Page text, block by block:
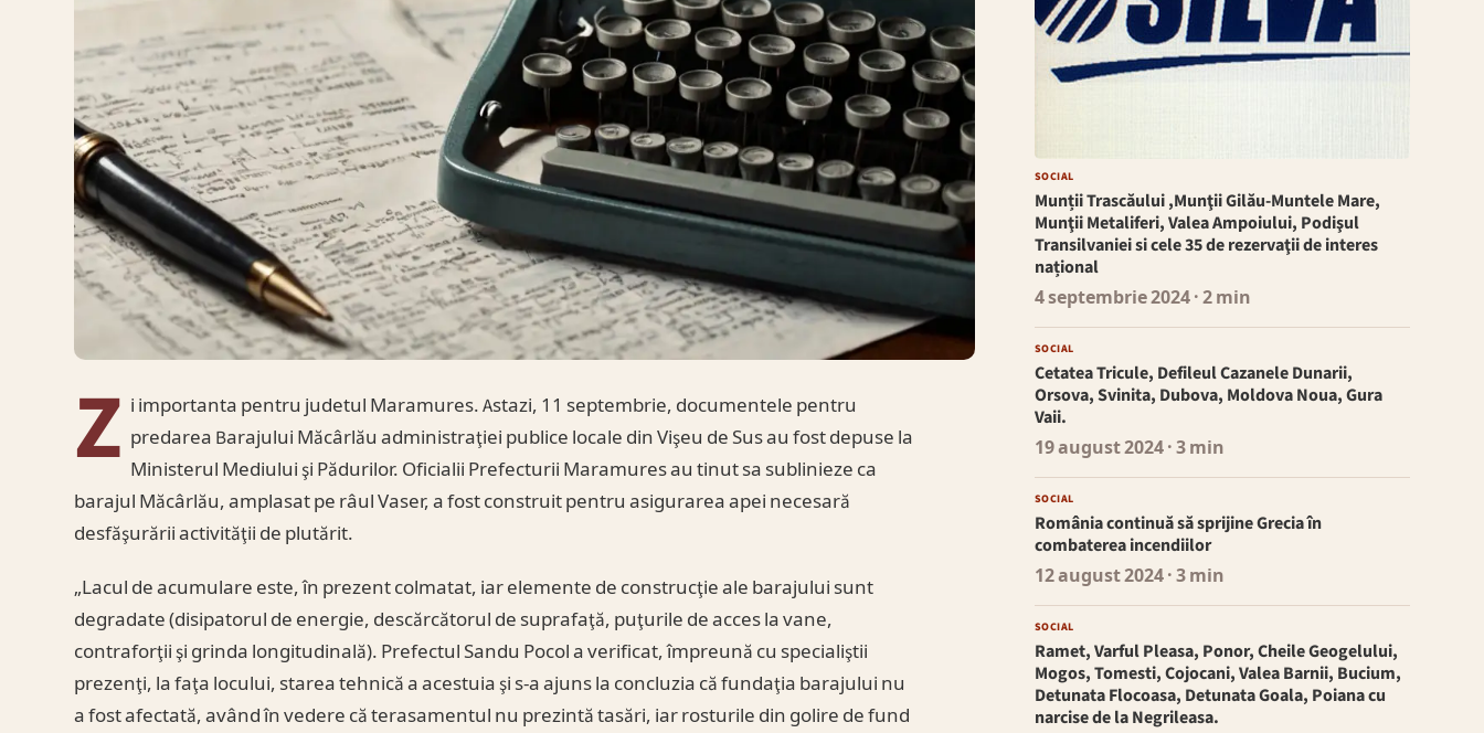
Z i importanta pentru judetul Maramures. Astazi, 11 septembrie, documentele pentru
predarea Barajului Măcârlău administraţiei publice locale din Vişeu de Sus au fost depuse la
Ministerul Mediului şi Pădurilor. Oficialii Prefecturii Maramures au tinut sa sublinieze ca
barajul Măcârlău, amplasat pe râul Vaser, a fost construit pentru asigurarea apei necesară
desfăşurării activităţii de plutărit.
„Lacul de acumulare este, în prezent colmatat, iar elemente de construcţie ale barajului sunt
degradate (disipatorul de energie, descărcătorul de suprafaţă, puţurile de acces la vane,
contraforţii şi grinda longitudinală). Prefectul Sandu Pocol a verificat, împreună cu specialiştii
prezenţi, la faţa locului, starea tehnică a acestuia şi s-a ajuns la concluzia că fundaţia barajului nu
a fost afectată, având în vedere că terasamentul nu prezintă tasări, iar rosturile din golire de fund
SOCIAL
Munții Trascăului ,Munţii Gilău-Muntele Mare,
Munţii Metaliferi, Valea Ampoiului, Podişul
Transilvaniei si cele 35 de rezervaţii de interes
național
4 septembrie 2024· 2 min
SOCIAL
Cetatea Tricule, Defileul Cazanele Dunarii,
Orsova, Svinita, Dubova, Moldova Noua, Gura
Vaii.
19 august 2024· 3 min
SOCIAL
România continuă să sprijine Grecia în
combaterea incendiilor
12 august 2024· 3 min
SOCIAL
Ramet, Varful Pleasa, Ponor, Cheile Geogelului,
Mogos, Tomesti, Cojocani, Valea Barnii, Bucium,
Detunata Flocoasa, Detunata Goala, Poiana cu
narcise de la Negrileasa.